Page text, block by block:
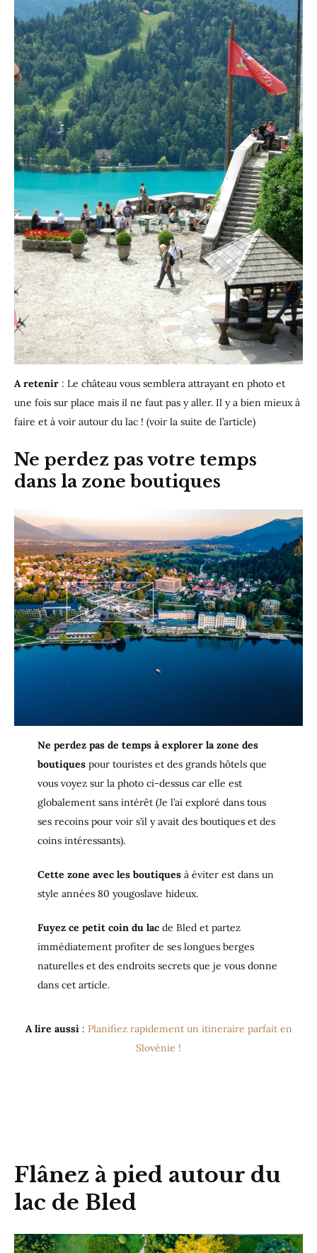
A retenir : Le château vous semblera attrayant en photo et
une fois sur place mais il ne faut pas y aller. Il y a bien mieux à
faire et à voir autour du lac ! (voir la suite de l’article)
Ne perdez pas votre temps
dans la zone boutiques
Ne perdez pas de temps à explorer la zone des
boutiques pour touristes et des grands hôtels que
vous voyez sur la photo ci-dessus car elle est
globalement sans intérêt (Je l’ai exploré dans tous
ses recoins pour voir s’il y avait des boutiques et des
coins intéressants).
Cette zone avec les boutiquesà éviter est dans un
style années 80 yougoslave hideux.
Fuyez ce petit coin du lacde Bled et partez
immédiatement profiter de ses longues berges
naturelles et des endroits secrets que je vous donne
dans cet article.
A lire aussi : Planifiez rapidement un itineraire parfait en
Slovénie !
Flânez à pied autour du
lac de Bled